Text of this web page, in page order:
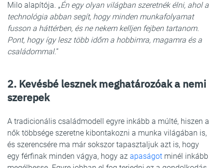
Milo alapítója. „Én egy olyan világban szeretnék élni, ahol a
technológia abban segít, hogy minden munkafolyamat
fusson a háttérben, és ne nekem kelljen fejben tartanom.
Pont, hogy így lesz több időm a hobbimra, magamra és a
családommal.”
2. Kevésbé lesznek meghatározóak a nemi
szerepek
A tradicionális családmodell egyre inkább a múlté, hiszen a
nők többsége szeretne kibontakozni a munka világában is,
és szerencsére ma már sokszor tapasztaljuk azt is, hogy
egy férfinak minden vágya, hogy az apaságot minél inkább